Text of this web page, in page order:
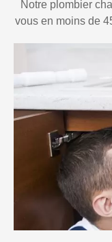
Notre plombier
vous en moins de